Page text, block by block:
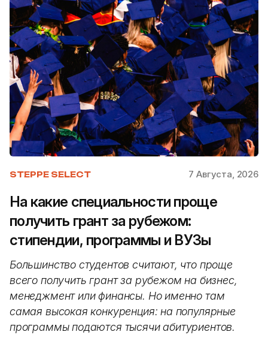
STEPPE SELECT 7 Августа, 2026
На какие специальности проще
получить грант за рубежом:
стипендии, программы и ВУЗы
Большинство студентов считают, что проще
всего получить грант за рубежом на бизнес,
менеджмент или финансы. Но именно там
самая высокая конкуренция: на популярные
программы подаются тысячи абитуриентов.